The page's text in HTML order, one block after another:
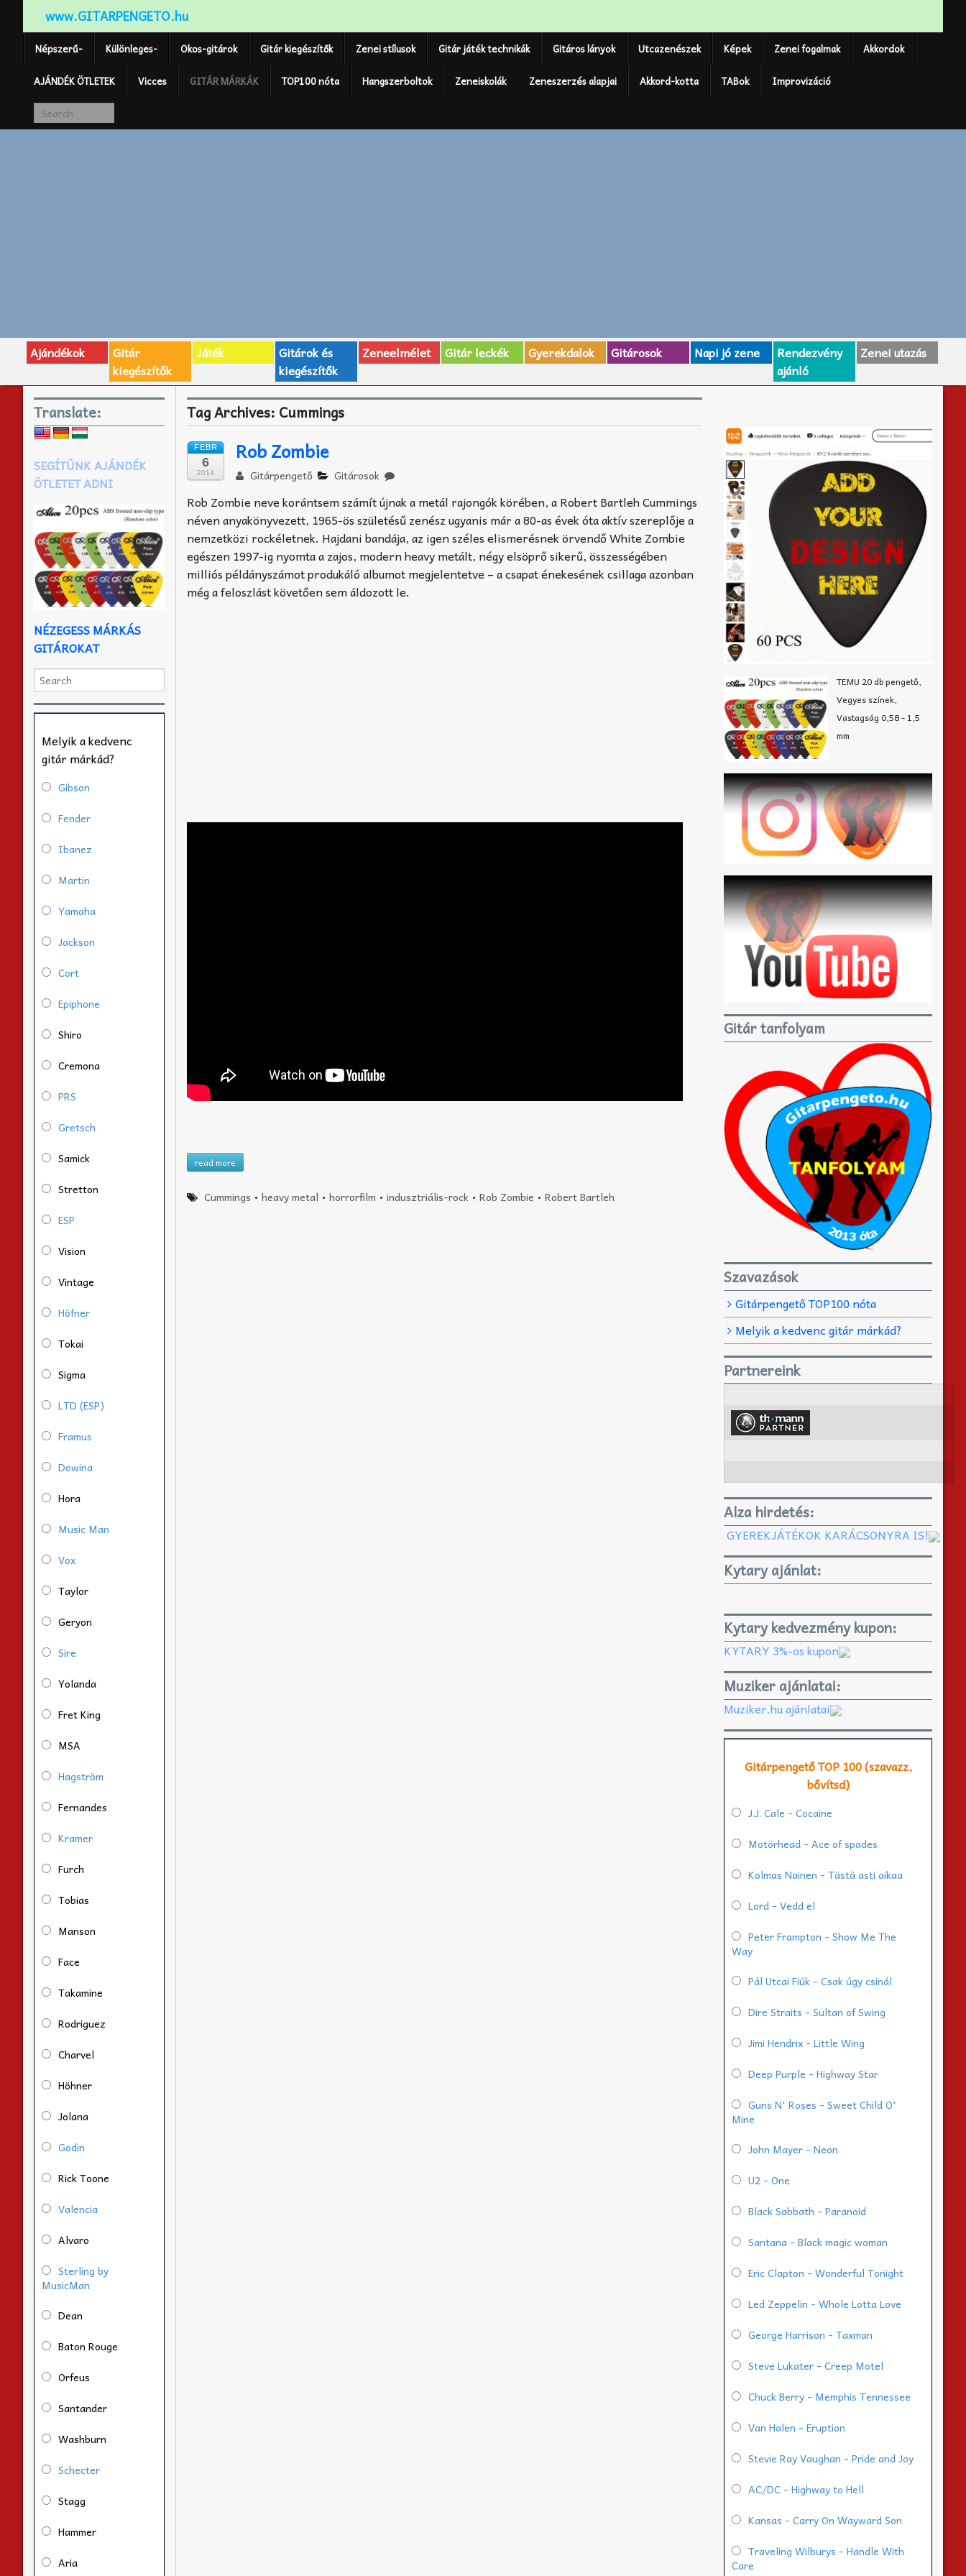
www.GITARPENGETO.hu
Népszerű- Különleges- Okos-gitárok Gitár kiegészítők Zenei stílusok Gitár játék technikák Gitáros lányok Utcazenészek Képek Zenei fogalmak Akkordok
AJÁNDÉK ÖTLETEK Vicces GITÁR MÁRKÁK TOP100 nóta Hangszerboltok Zeneiskolák Zeneszerzés alapjai Akkord-kotta TABok Improvizáció
Ajándékok
Gitár
kiegészítők
Játék
Gitárok és
kiegészítők
Zeneelmélet Gitár leckék Gyerekdalok Gitárosok Napi jó zene
Rendezvény
ajánló
Zenei utazás
Tag Archives: Cummings
FEBR
6
2014
Rob Zombie
Gitárpengető Gitárosok
Rob Zombie neve korántsem számít újnak a metál rajongók körében, a Robert Bartleh Cummings
néven anyakönyvezett, 1965-ös születésű zenész ugyanis már a 80-as évek óta aktív szereplője a
nemzetközi rockéletnek. Hajdani bandája, az igen széles elismerésnek örvendő White Zombie
egészen 1997-ig nyomta a zajos, modern heavy metált, négy elsöprő sikerű, összességében
milliós példányszámot produkáló albumot megjelentetve – a csapat énekesének csillaga azonban
még a feloszlást követően sem áldozott le.
read more
Cummings • heavy metal • horrorfilm • indusztriális-rock• Rob Zombie • Robert Bartleh
Translate:
SEGÍTÜNK AJÁNDÉK
ÖTLETET ADNI
NÉZEGESS MÁRKÁS
GITÁROKAT
Melyik a kedvenc
gitár márkád?
Gibson
Fender
Ibanez
Martin
Yamaha
Jackson
Cort
Epiphone
Shiro
Cremona
PRS
Gretsch
Samick
Stretton
ESP
Vision
Vintage
Höfner
Tokai
Sigma
LTD (ESP)
Framus
Dowina
Hora
Music Man
Vox
Taylor
Geryon
Sire
Yolanda
Fret King
MSA
Hagström
Fernandes
Kramer
Furch
Tobias
Manson
Face
Takamine
Rodriguez
Charvel
Höhner
Jolana
Godin
Rick Toone
Valencia
Alvaro
Sterling by
MusicMan
Dean
Baton Rouge
Orfeus
Santander
Washburn
Schecter
Stagg
Hammer
Aria
TEMU 20 db pengető,
Vegyes színek,
Vastagság 0,58 - 1,5
mm
Gitár tanfolyam
Szavazások
Gitárpengető TOP100 nóta
Melyik a kedvenc gitár márkád?
Partnereink
Alza hirdetés:
GYEREKJÁTÉKOK KARÁCSONYRA IS!
Kytary ajánlat:
Kytary kedvezmény kupon:
KYTARY 3%-os kupon
Muziker ajánlatai:
Muziker.hu ajánlatai
Gitárpengető TOP 100 (szavazz,
bővítsd)
J.J. Cale - Cocaine
Motörhead - Ace of spades
Kolmas Nainen - Tästä asti aikaa
Lord - Vedd el
Peter Frampton - Show Me The
Way
Pál Utcai Fiúk - Csak úgy csinál
Dire Straits - Sultan of Swing
Jimi Hendrix - Little Wing
Deep Purple - Highway Star
Guns N' Roses - Sweet Child O'
Mine
John Mayer - Neon
U2 - One
Black Sabbath - Paranoid
Santana - Black magic woman
Eric Clapton - Wonderful Tonight
Led Zeppelin - Whole Lotta Love
George Harrison - Taxman
Steve Lukater - Creep Motel
Chuck Berry - Memphis Tennessee
Van Halen - Eruption
Stevie Ray Vaughan - Pride and Joy
AC/DC - Highway to Hell
Kansas - Carry On Wayward Son
Traveling Wilburys - Handle With
Care